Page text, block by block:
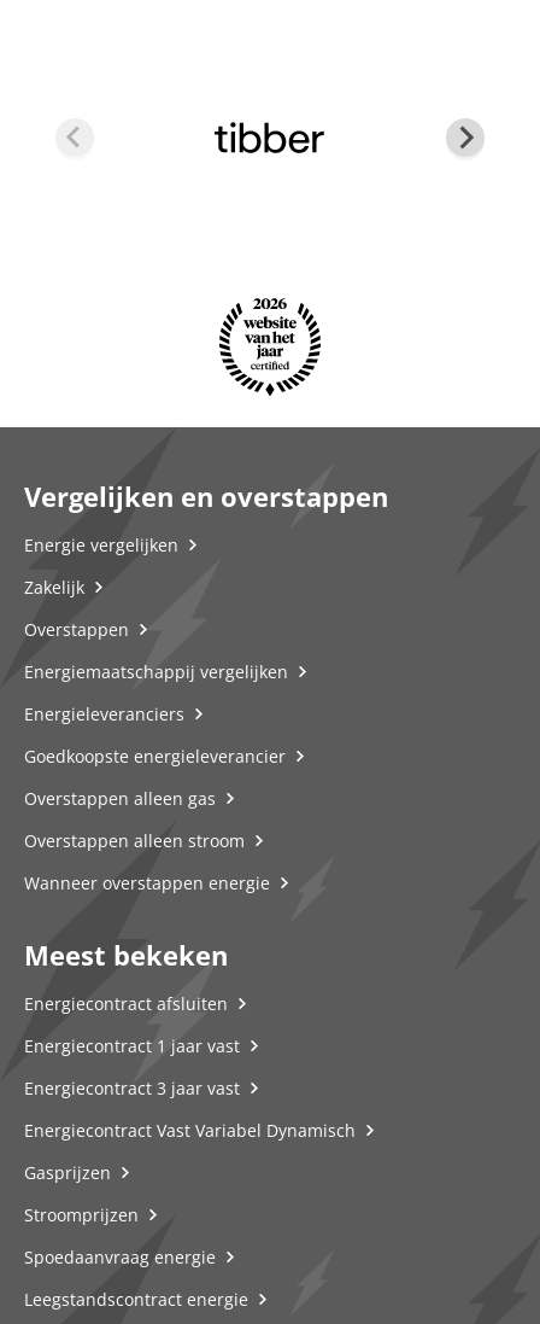
Vergelijken en overstappen
Energie vergelijken
Zakelijk
Overstappen
Energiemaatschappij vergelijken
Energieleveranciers
Goedkoopste energieleverancier
Overstappen alleen gas
Overstappen alleen stroom
Wanneer overstappen energie
Meest bekeken
Energiecontract afsluiten
Energiecontract 1 jaar vast
Energiecontract 3 jaar vast
Energiecontract Vast Variabel Dynamisch
Gasprijzen
Stroomprijzen
Spoedaanvraag energie
Leegstandscontract energie